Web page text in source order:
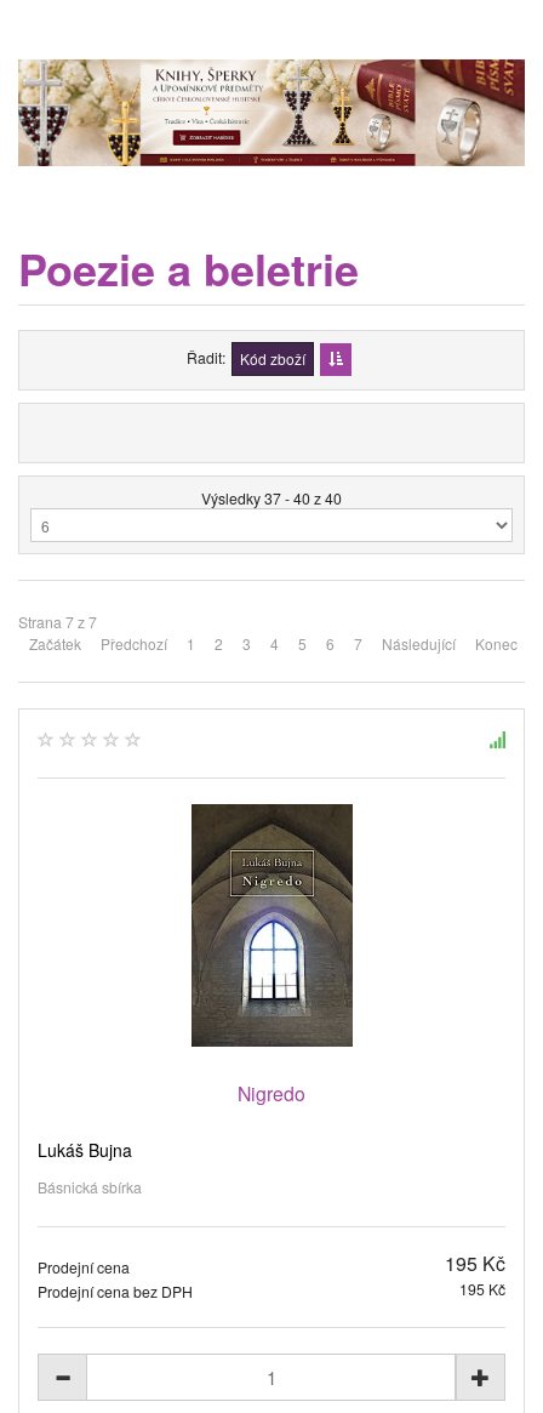
Poezie a beletrie
Řadit Kód zboží
Výsledky 37 - 40 z 40
Strana 7 z 7
Začátek
Předchozí 1 2 3 4 5 6 7 Následující Konec
Nigredo
Lukáš Bujna
Básnická sbírka
Prodejní cena 195 Kč
Prodejní cena bez DPH 195 Kč